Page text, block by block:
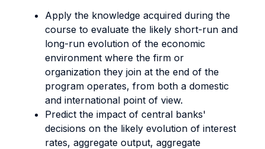
Apply the knowledge acquired during the
course to evaluate the likely short-run and
long-run evolution of the economic
environment where the firm or
organization they join at the end of the
program operates, from both a domestic
and international point of view.
Predict the impact of central banks'
decisions on the likely evolution of interest
rates, aggregate output, aggregate